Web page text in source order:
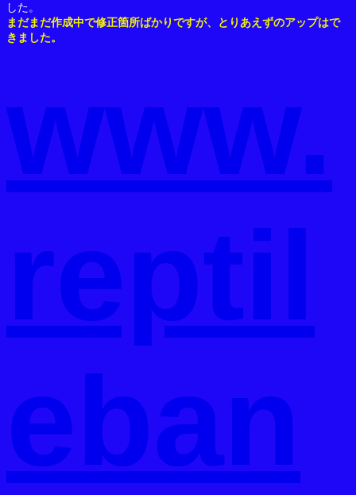
した。
まだまだ作成中で修正箇所ばかりですが、とりあえずのアップはで
きました。
www.
reptil
eban